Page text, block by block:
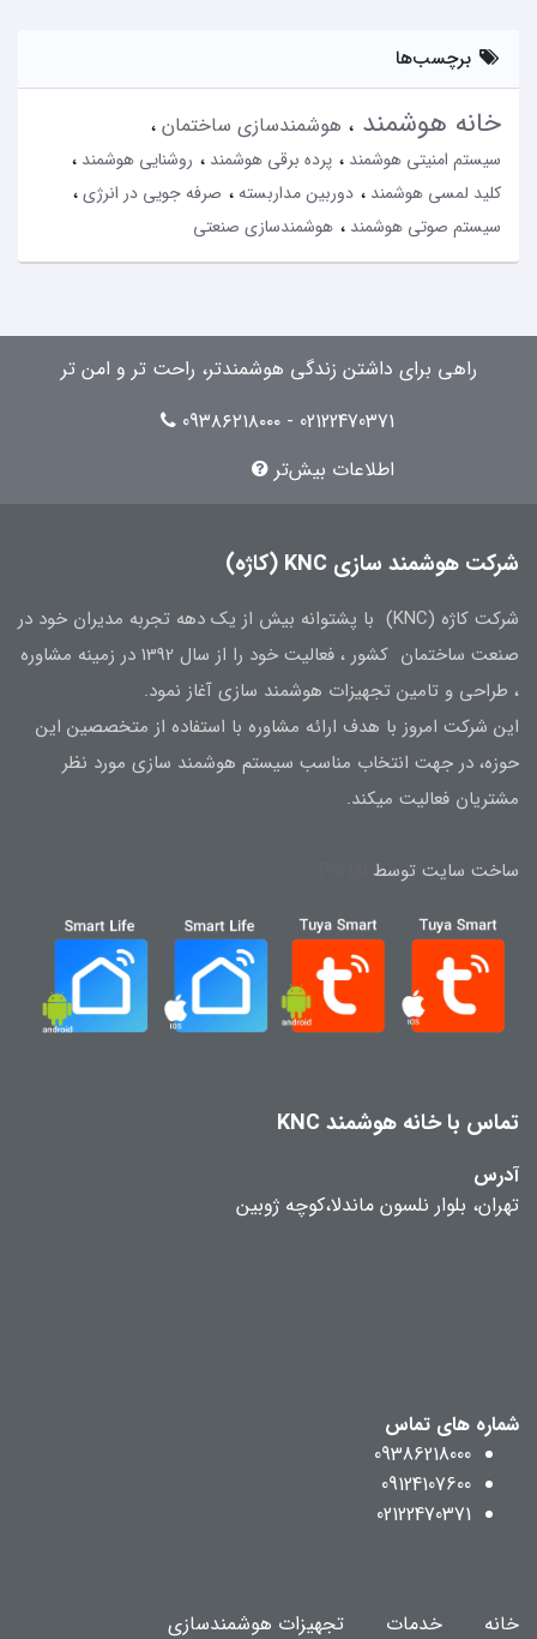
برچسب‌ها
خانه هوشمند هوشمندسازی ساختمان
سیستم امنیتی هوشمند پرده برقی هوشمند
روشنایی هوشمند
کلید لمسی هوشمند
دوربین مداربسته
صرفه جویی در انرژی
سیستم صوتی هوشمند
هوشمندسازی صنعتی
راهی برای داشتن زندگی هوشمندتر، راحت تر و امن تر
02122470371 - 09۳۸۶۲۱۸۰۰۰
اطلاعات بیش‌تر
شرکت هوشمند سازی KNC (کاژه)
شرکت کاژه (KNC) با پشتوانه بیش از یک دهه تجربه مدیران خود در
صنعت ساختمان کشور ، فعالیت خود را از سال 1392 در زمینه مشاوره
، طراحی و تامین تجهیزات هوشمند سازی آغاز نمود.
این شرکت امروز با هدف ارائه مشاوره با استفاده از متخصصین این
حوزه، در جهت انتخاب مناسب سیستم هوشمند سازی مورد نظر
مشتریان فعالیت میکند.
ساخت سایت توسط
تماس با خانه هوشمند KNC
آدرس
تهران، بلوار نلسون ماندلا،کوچه ژوبین
شماره های تماس
09386218000
09124107600
02122470371
خانه خدمات تجهیزات هوشمندسازی